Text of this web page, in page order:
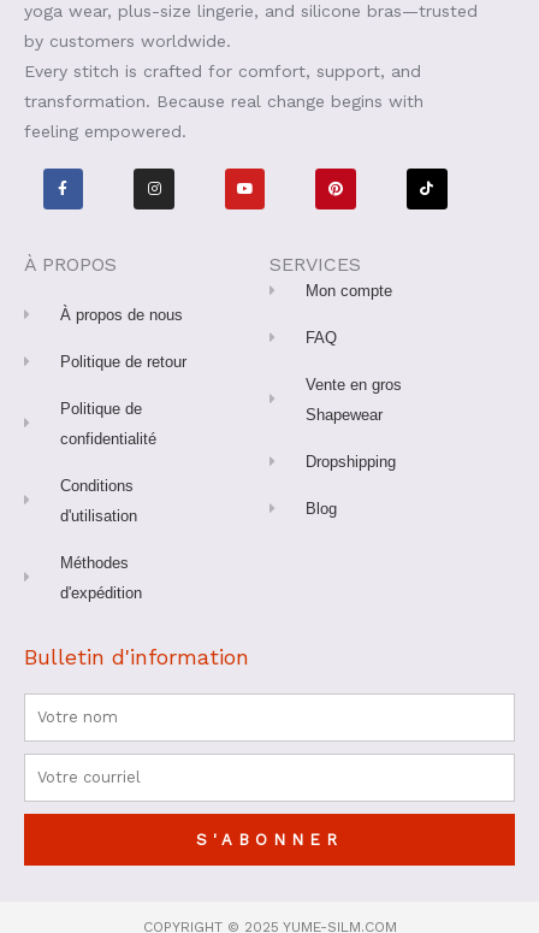
yoga wear, plus-size lingerie, and silicone bras—trusted
by customers worldwide.
Every stitch is crafted for comfort, support, and
transformation. Because real change begins with
feeling empowered.
F
a
c
e
o
k
I
n
s
t
Y
o
u
t
P
i
n
t
e
s
t
T
i
k
t
À PROPOS
À propos de nous
Politique de retour
Politique de
confidentialité
Conditions
d'utilisation
Méthodes
d'expédition
SERVICES
Mon compte
FAQ
Vente en gros
Shapewear
Dropshipping
Blog
Bulletin d'information
Nom
Courriel
S'ABONNER
COPYRIGHT © 2025 YUME-SILM.COM